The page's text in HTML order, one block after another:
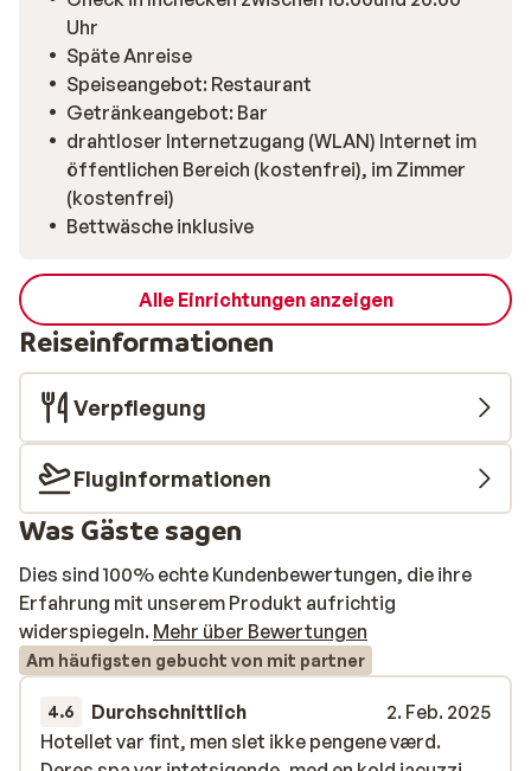
Uhr
Späte Anreise
Speiseangebot: Restaurant
Getränkeangebot: Bar
drahtloser Internetzugang (WLAN) Internet im
öffentlichen Bereich (kostenfrei), im Zimmer
(kostenfrei)
Bettwäsche inklusive
Alle Einrichtungen anzeigen
Reiseinformationen
Verpflegung
Fluginformationen
Was Gäste sagen
Dies sind 100% echte Kundenbewertungen, die ihre
Erfahrung mit unserem Produkt aufrichtig
widerspiegeln. Mehr über Bewertungen
Am häufigsten gebucht von mit partner
4.6 Durchschnittlich
2. Feb. 2025
Hotellet var fint, men slet ikke pengene værd.
Hotellet var fint, men slet ikke pengene værd.